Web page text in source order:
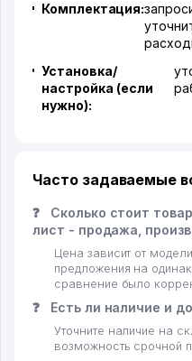
Комплектация:
Установка/
настройка (если
нужно):
Часто задаваемые
❓
Сколько стоит
лист - продажа,
Цена зависит от
предложения на
сравнение было
❓ Есть ли наличие и
Уточните наличие на
возможность срочной